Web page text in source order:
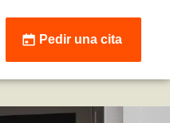
Pedir una cita